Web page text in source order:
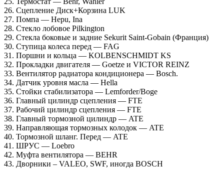
26. Сцепление Диск+Корзина LUK
27. Помпа — Hepu, Ina
28. Стекло лобовое Pilkington
29. Стекла боковые и задние Sekurit Saint-Gobain (Франция)
30. Ступица колеса перед — FAG
31. Поршни и кольца — KOLBENSCHMIDT KS
32. Прокладки двигателя — Goetze и VICTOR REINZ
33. Вентилятор радиатора кондиционера — Bosch.
34. Датчик уровня масла — Hella
35. Стойки стабилизатора — Lemforder/Boge
36. Главный цилиндр сцепления — FTE
37. Рабочий цилиндр сцепления — FTE
38. Главный тормозной цилиндр — ATE
39. Направляющая тормозных колодок — ATE
40. Тормозной шланг. Перед — ATE
41. ШРУС — Loebro
42. Муфта вентилятора — BEHR
43. Дворники – VALEO, SWF, иногда BOSCH